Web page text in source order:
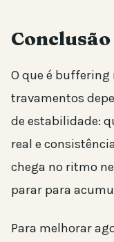
Conclusão
O que é buffering
travamentos
de estabilidade:
real e
chega no ritmo
parar para
Para melhorar